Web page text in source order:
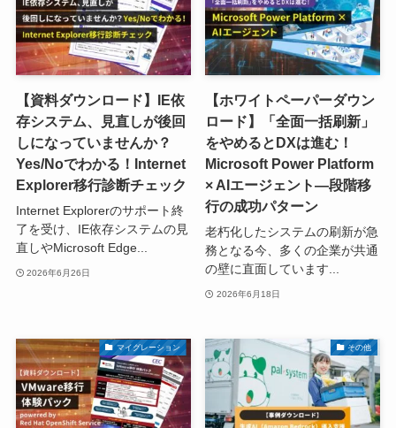
【資料ダウンロード】IE依
存システム、見直しが後回
しになっていませんか？
Yes/Noでわかる！Internet
Explorer移行診断チェック
Internet Explorerのサポート終
了を受け、IE依存システムの見
直しやMicrosoft Edge...
2026年6月26日
【ホワイトペーパーダウン
ロード】「全面一括刷新」
をやめるとDXは進む！
Microsoft Power Platform
× AIエージェント―段階移
行の成功パターン
老朽化したシステムの刷新が急
務となる今、多くの企業が共通
の壁に直面しています...
2026年6月18日
マイグレーション その他